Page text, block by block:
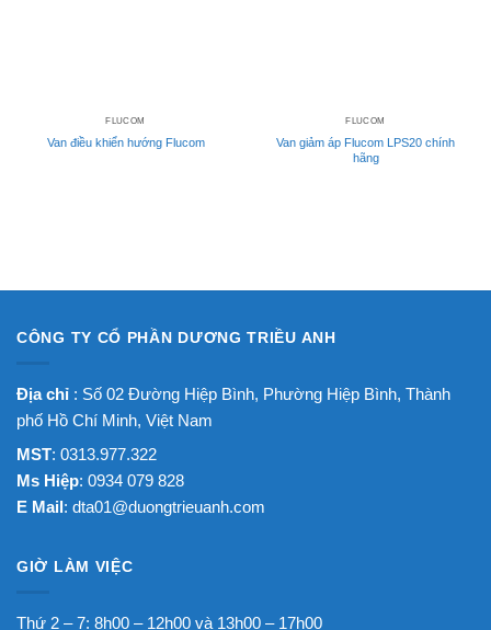
FLUCOM
Van điều khiển hướng Flucom
FLUCOM
Van giảm áp Flucom LPS20 chính
hãng
CÔNG TY CỔ PHẦN DƯƠNG TRIỀU ANH
Địa chỉ : Số 02 Đường Hiệp Bình, Phường Hiệp Bình, Thành
phố Hồ Chí Minh, Việt Nam
MST: 0313.977.322
Ms Hiệp: 0934 079 828
E Mail: dta01@duongtrieuanh.com
GIỜ LÀM VIỆC
Thứ 2 – 7: 8h00 – 12h00 và 13h00 – 17h00